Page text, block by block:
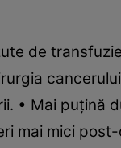
de
• Mai puţină
mai mici